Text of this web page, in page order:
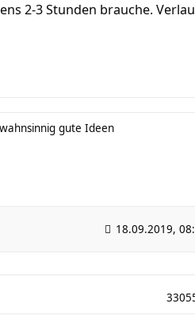
2-3 Stunden brauche.
gute Ideen
18.09.2019,